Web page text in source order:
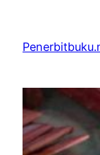
content